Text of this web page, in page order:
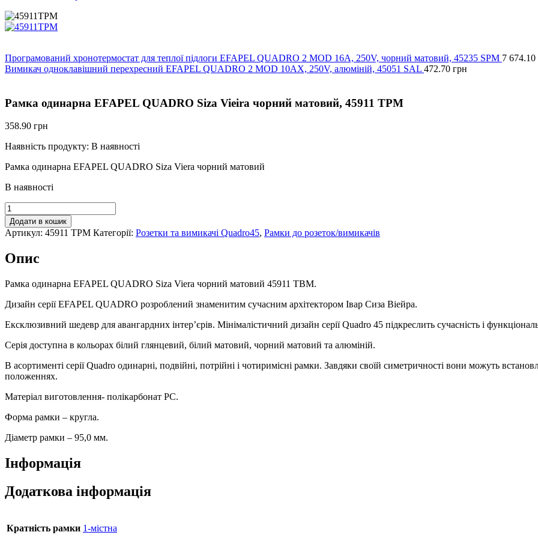
Програмований хронотермостат для теплої підлоги EFAPEL QUADRO 2 MOD 16А, 250V, чорний матовий, 45235 SPM 7 674.10
Вимикач одноклавішний перехресний EFAPEL QUADRO 2 MOD 10АХ, 250V, алюміній, 45051 SAL 472.70 грн
Рамка одинарна EFAPEL QUADRO Siza Vieira чорний матовий, 45911 TPM
358.90 грн
Наявність продукту: В наявності
Рамка одинарна EFAPEL QUADRO Siza Viera чорний матовий
В наявності
Рамка
одинарна
EFAPEL
QUADRO
Vieira
матовий,
TPM
Додати в кошик
Артикул: 45911 TPM Категорії: Розетки та вимикачі Quadro45, Рамки до розеток/вимикачів
Опис
Рамка одинарна EFAPEL QUADRO Siza Viera чорний матовий 45911 TBM.
Дизайн серії EFAPEL QUADRO розроблений знаменитим сучасним архітектором Івар Сиза Віейра.
Ексклюзивний шедевр для авангардних інтер’єрів. Мінімалістичний дизайн серії Quadro 45 підкреслить сучасність і
Серія доступна в кольорах білий глянцевий, білий матовий, чорний матовий та алюміній.
В асортименті серії Quadro одинарні, подвійні, потрійні і чотиримісні рамки. Завдяки своїй симетричності вони можуть
положеннях.
Матеріал виготовлення- полікарбонат PC.
Форма рамки – кругла.
Діаметр рамки – 95,0 мм.
Інформація
Додаткова інформація
Кратність рамки 1-містна